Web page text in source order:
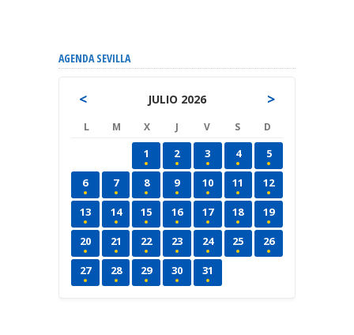
AGENDA SEVILLA
< JULIO 2026 >
L M X J V S D
1 2 3 4 5
6 7 8 9 10 11 12
13 14 15 16 17 18 19
20 21 22 23 24 25 26
27 28 29 30 31